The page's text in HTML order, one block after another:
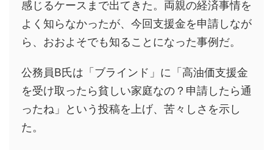
感じるケースまで出てきた。両親の経済事情を
よく知らなかったが、今回支援金を申請しなが
ら、おおよそでも知ることになった事例だ。
公務員B氏は「ブラインド」に「高油価支援金
を受け取ったら貧しい家庭なの？申請したら通
ったね」という投稿を上げ、苦々しさを示し
た。